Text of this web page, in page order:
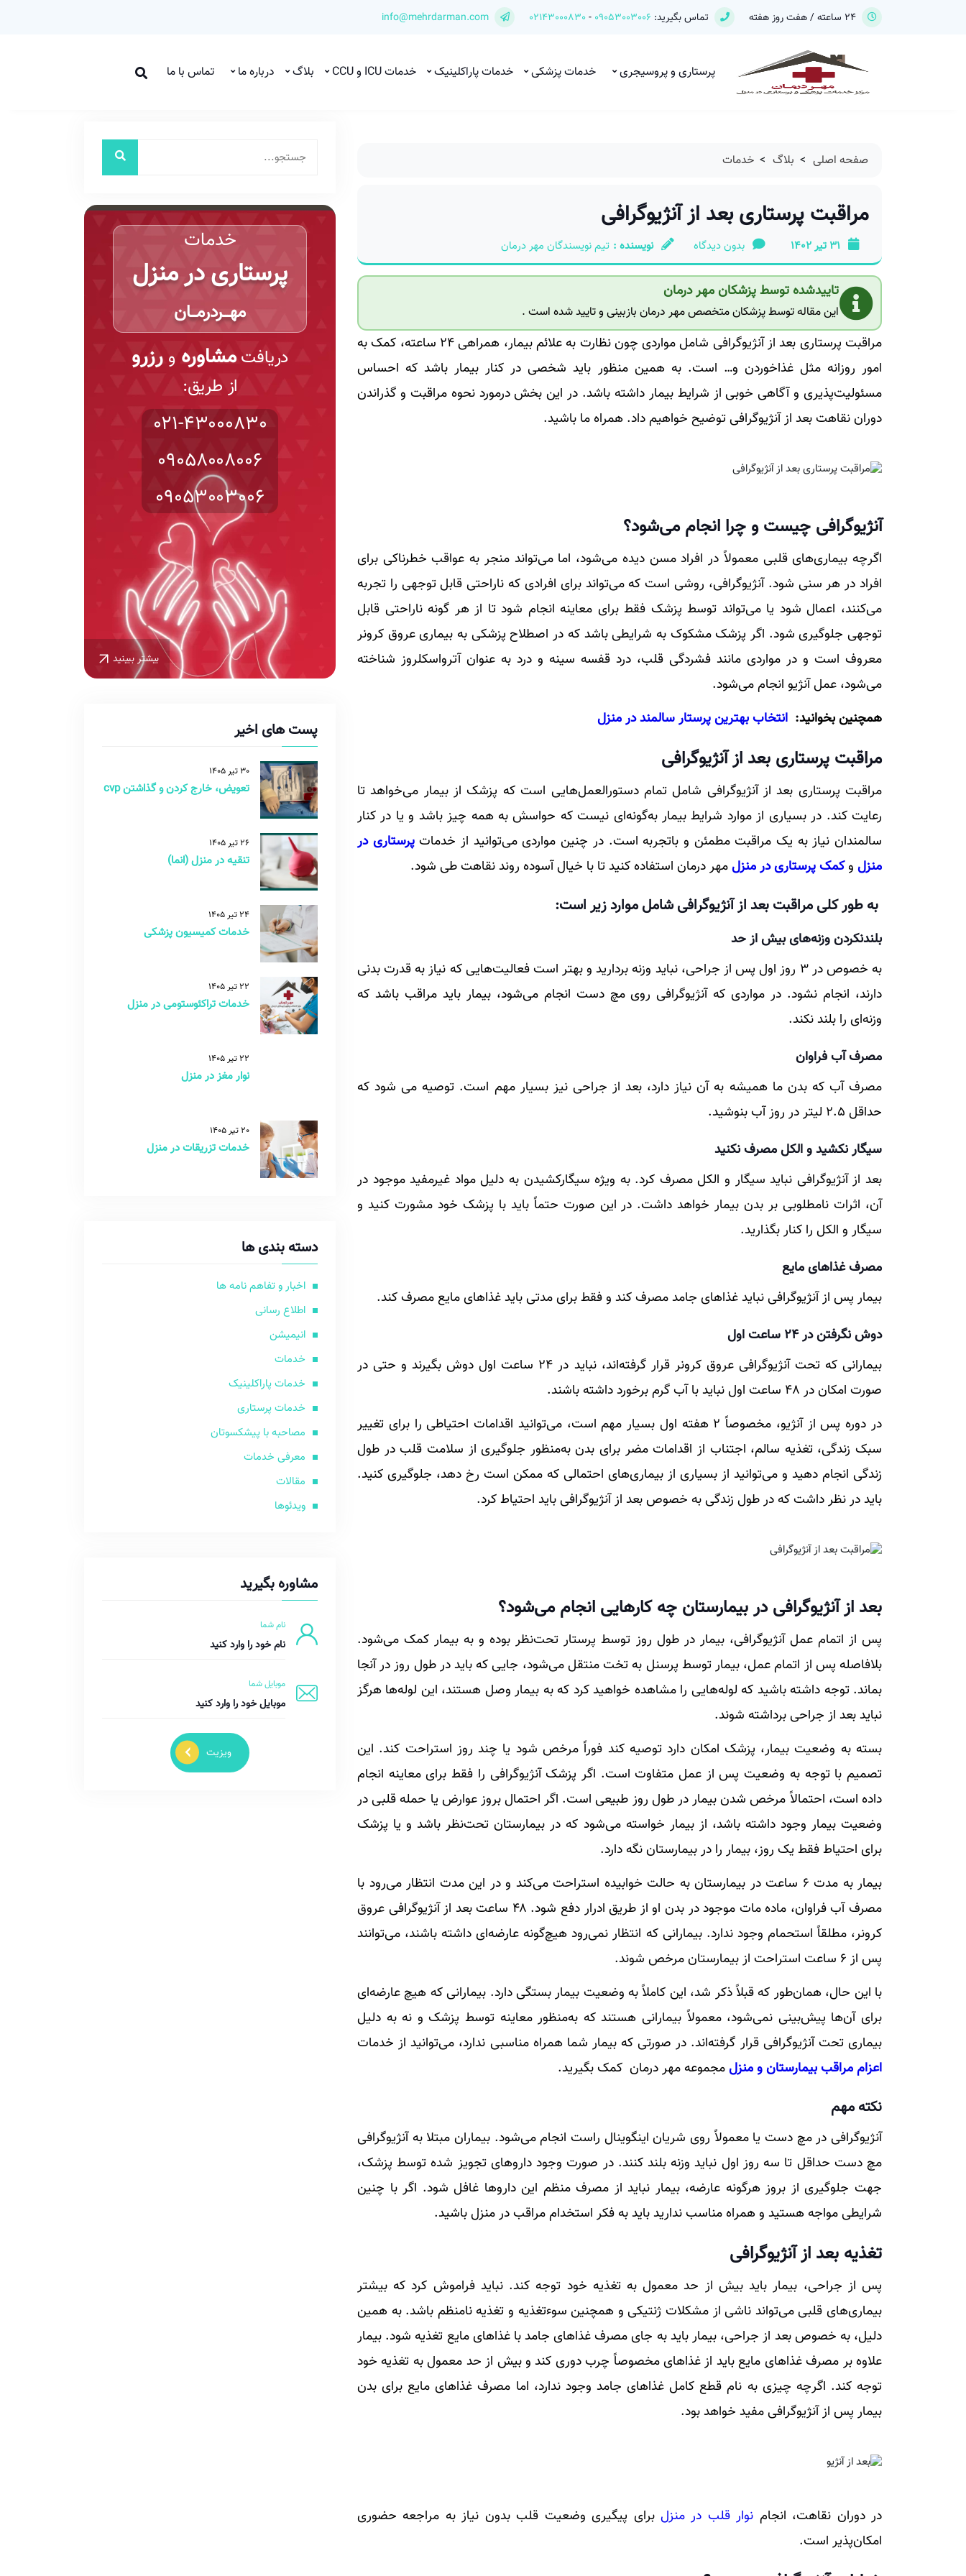
تماس بگیرید: 09053003006
-
02143000830
info@mehrdarman.com
پرستاری و پروسیجری خدمات پزشکی خدمات پاراکلینیک خدمات ICU و CCU بلاگ درباره ما تماس با ما
صفحه اصلی > بلاگ > خدمات
مراقبت پرستاری بعد از آنژیوگرافی
31 تیر 1402 بدون دیدگاه نویسنده : تیم نویسندگان مهر درمان
تاییدشده توسط پزشکان مهر درمان
این مقاله توسط پزشکان متخصص مهر درمان بازبینی و تایید شده است .
مراقبت پرستاری بعد از آنژیوگرافی شامل مواردی چون نظارت به علائم بیمار، همراهی 24 ساعته، کمک به
امور روزانه مثل غذاخوردن و… است. به همین منظور باید شخصی در کنار بیمار باشد که احساس
مسئولیت‌پذیری و آگاهی خوبی از شرایط بیمار داشته باشد. در این بخش درمورد نحوه مراقبت و گذراندن
دوران نقاهت بعد از آنژیوگرافی توضیح خواهیم داد. همراه ما باشید.
آنژیوگرافی چیست و چرا انجام می‌شود؟
اگرچه بیماری‌های قلبی معمولاً در افراد مسن دیده می‌شود، اما می‌تواند منجر به عواقب خطرناکی برای
افراد در هر سنی شود. آنژیوگرافی، روشی است که می‌تواند برای افرادی که ناراحتی قابل توجهی را تجربه
می‌کنند، اعمال شود یا می‌تواند توسط پزشک فقط برای معاینه انجام شود تا از هر گونه ناراحتی قابل
توجهی جلوگیری شود. اگر پزشک مشکوک به شرایطی باشد که در اصطلاح پزشکی به بیماری عروق کرونر
معروف است و در مواردی مانند فشردگی قلب، درد قفسه سینه و درد به عنوان آترواسکلروز شناخته
می‌شود، عمل آنژیو انجام می‌شود.
همچنین بخوانید: انتخاب بهترین پرستار سالمند در منزل
مراقبت پرستاری بعد از آنژیوگرافی
مراقبت پرستاری بعد از آنژیوگرافی شامل تمام دستورالعمل‌هایی است که پزشک از بیمار می‌خواهد تا
رعایت کند. در بسیاری از موارد شرایط بیمار به‌گونه‌ای نیست که حواسش به همه چیز باشد و یا در کنار
سالمندان نیاز به یک مراقبت مطمئن و باتجربه است. در چنین مواردی می‌توانید از خدماتپرستاری در
منزل وکمک پرستاری در منزلمهر درمان استفاده کنید تا با خیال آسوده روند نقاهت طی شود.
به طور کلی مراقبت بعد از آنژیوگرافی شامل موارد زیر است:
بلندنکردن وزنه‌های بیش از حد
به خصوص در ۳ روز اول پس از جراحی، نباید وزنه بردارید و بهتر است فعالیت‌هایی که نیاز به قدرت بدنی
دارند، انجام نشود. در مواردی که آنژیوگرافی روی مچ دست انجام می‌شود، بیمار باید مراقب باشد که
وزنه‌ای را بلند نکند.
مصرف آب فراوان
مصرف آب که بدن ما همیشه به آن نیاز دارد، بعد از جراحی نیز بسیار مهم است. توصیه می شود که
حداقل 2.5 لیتر در روز آب بنوشید.
سیگار نکشید و الکل مصرف نکنید
بعد از آنژیوگرافی نباید سیگار و الکل مصرف کرد. به ویژه سیگارکشیدن به دلیل مواد غیرمفید موجود در
آن، اثرات نامطلوبی بر بدن بیمار خواهد داشت. در این صورت حتماً باید با پزشک خود مشورت کنید و
سیگار و الکل را کنار بگذارید.
مصرف غذا‌های مایع
بیمار پس از آنژیوگرافی نباید غذا‌های جامد مصرف کند و فقط برای مدتی باید غذا‌های مایع مصرف کند.
دوش‌ نگرفتن در 24 ساعت اول
بیمارانی که تحت آنژیوگرافی عروق کرونر قرار گرفته‌اند، نباید در 24 ساعت اول دوش بگیرند و حتی در
صورت امکان در 48 ساعت اول نباید با آب گرم برخورد داشته باشند.
در دوره پس از آنژیو، مخصوصاً ۲ هفته اول بسیار مهم است، می‌توانید اقدامات احتیاطی را برای تغییر
سبک زندگی، تغذیه سالم، اجتناب از اقدامات مضر برای بدن به‌منظور جلوگیری از سلامت قلب در طول
زندگی انجام دهید و می‌توانید از بسیاری از بیماری‌های احتمالی که ممکن است رخ دهد، جلوگیری کنید.
باید در نظر داشت که در طول زندگی به خصوص بعد از آنژیوگرافی باید احتیاط کرد.
بعد از آنژیوگرافی در بیمارستان چه‌ کارهایی انجام می‌شود؟
پس از اتمام عمل آنژیوگرافی، بیمار در طول روز توسط پرستار تحت‌نظر بوده و به بیمار کمک می‌شود.
بلافاصله پس از اتمام عمل، بیمار توسط پرسنل به تخت منتقل می‌شود، جایی که باید در طول روز در آنجا
بماند. توجه داشته باشید که لوله‌هایی را مشاهده خواهید کرد که به بیمار وصل هستند، این لوله‌ها هرگز
نباید بعد از جراحی برداشته شوند.
بسته به وضعیت بیمار، پزشک امکان دارد توصیه کند فوراً مرخص شود یا چند روز استراحت کند. این
تصمیم با توجه به وضعیت پس از عمل متفاوت است. اگر پزشک آنژیوگرافی را فقط برای معاینه انجام
داده است، احتمالاً مرخص شدن بیمار در طول روز طبیعی است. اگر احتمال بروز عوارض یا حمله قلبی در
وضعیت بیمار وجود داشته باشد، از بیمار خواسته می‌شود که در بیمارستان تحت‌نظر باشد و یا پزشک
برای احتیاط فقط یک روز، بیمار را در بیمارستان نگه دارد.
بیمار به مدت ۶ ساعت در بیمارستان به حالت خوابیده استراحت می‌کند و در این مدت انتظار می‌رود با
مصرف آب فراوان، ماده مات موجود در بدن او از طریق ادرار دفع شود. ۴۸ ساعت بعد از آنژیوگرافی عروق
کرونر، مطلقاً استحمام وجود ندارد. بیمارانی که انتظار نمی‌رود هیچ‌گونه عارضه‌ای داشته باشند، می‌توانند
پس از ۶ ساعت استراحت از بیمارستان مرخص شوند.
با این حال، همان‌طور که قبلاً ذکر شد، این کاملاً به وضعیت بیمار بستگی دارد. بیمارانی که هیچ عارضه‌ای
برای آن‌ها پیش‌بینی نمی‌شود، معمولاً بیمارانی هستند که به‌منظور معاینه توسط پزشک و نه به دلیل
بیماری تحت آنژیوگرافی قرار گرفته‌اند. در صورتی که بیمار شما همراه مناسبی ندارد، می‌توانید از خدمات
اعزام مراقب بیمارستان و منزلمجموعه مهر درمان کمک بگیرید.
نکته مهم
آنژیوگرافی در مچ دست یا معمولاً روی شریان اینگوینال راست انجام می‌شود. بیماران مبتلا به آنژیوگرافی
مچ دست حداقل تا سه روز اول نباید وزنه بلند کنند. در صورت وجود دارو‌های تجویز شده توسط پزشک،
جهت جلوگیری از بروز هرگونه عارضه، بیمار نباید از مصرف منظم این دارو‌ها غافل شود. اگر با چنین
شرایطی مواجه هستید و همراه مناسب ندارید باید به فکر استخدام مراقب در منزل باشید.
تغذیه بعد از آنژیوگرافی
پس از جراحی، بیمار باید بیش از حد معمول به تغذیه خود توجه کند. نباید فراموش کرد که بیشتر
بیماری‌های قلبی می‌تواند ناشی از مشکلات ژنتیکی و همچنین سوءتغذیه و تغذیه نامنظم باشد. به همین
دلیل، به خصوص بعد از جراحی، بیمار باید به جای مصرف غذاهای جامد با غذا‌های مایع تغذیه شود. بیمار
علاوه بر مصرف غذا‌های مایع باید از غذا‌های مخصوصاً چرب دوری کند و بیش از حد معمول به تغذیه خود
توجه کند. اگرچه چیزی به نام قطع کامل غذا‌های جامد وجود ندارد، اما مصرف غذا‌های مایع برای بدن
بیمار پس از آنژیوگرافی مفید خواهد بود.
در دوران نقاهت، انجام نوار قلب در منزل برای پیگیری وضعیت قلب بدون نیاز به مراجعه حضوری
امکان‌پذیر است.
خدمات
پرستاری در منزل
مهـــردرمـــان
دریافتمشاورهو رزرو
از طریق:
021-43000830
09058008006
09053003006
بیشتر ببینید
پست های اخیر
30 تیر 1405
تعویض، خارج کردن و گذاشتن cvp
26 تیر 1405
تنقیه در منزل (انما)
24 تیر 1405
خدمات کمیسیون پزشکی
22 تیر 1405
خدمات تراکئوستومی در منزل
22 تیر 1405
نوار مغز در منزل
20 تیر 1405
خدمات تزریقات در منزل
دسته بندی ها
اخبار و تفاهم نامه ها
اطلاع رسانی
انیمیشن
خدمات
خدمات پاراکلینیک
خدمات پرستاری
مصاحبه با پیشکسوتان
معرفی خدمات
مقالات
ویدئوها
مشاوره بگیرید
نام شما
موبایل شما
ویزیت